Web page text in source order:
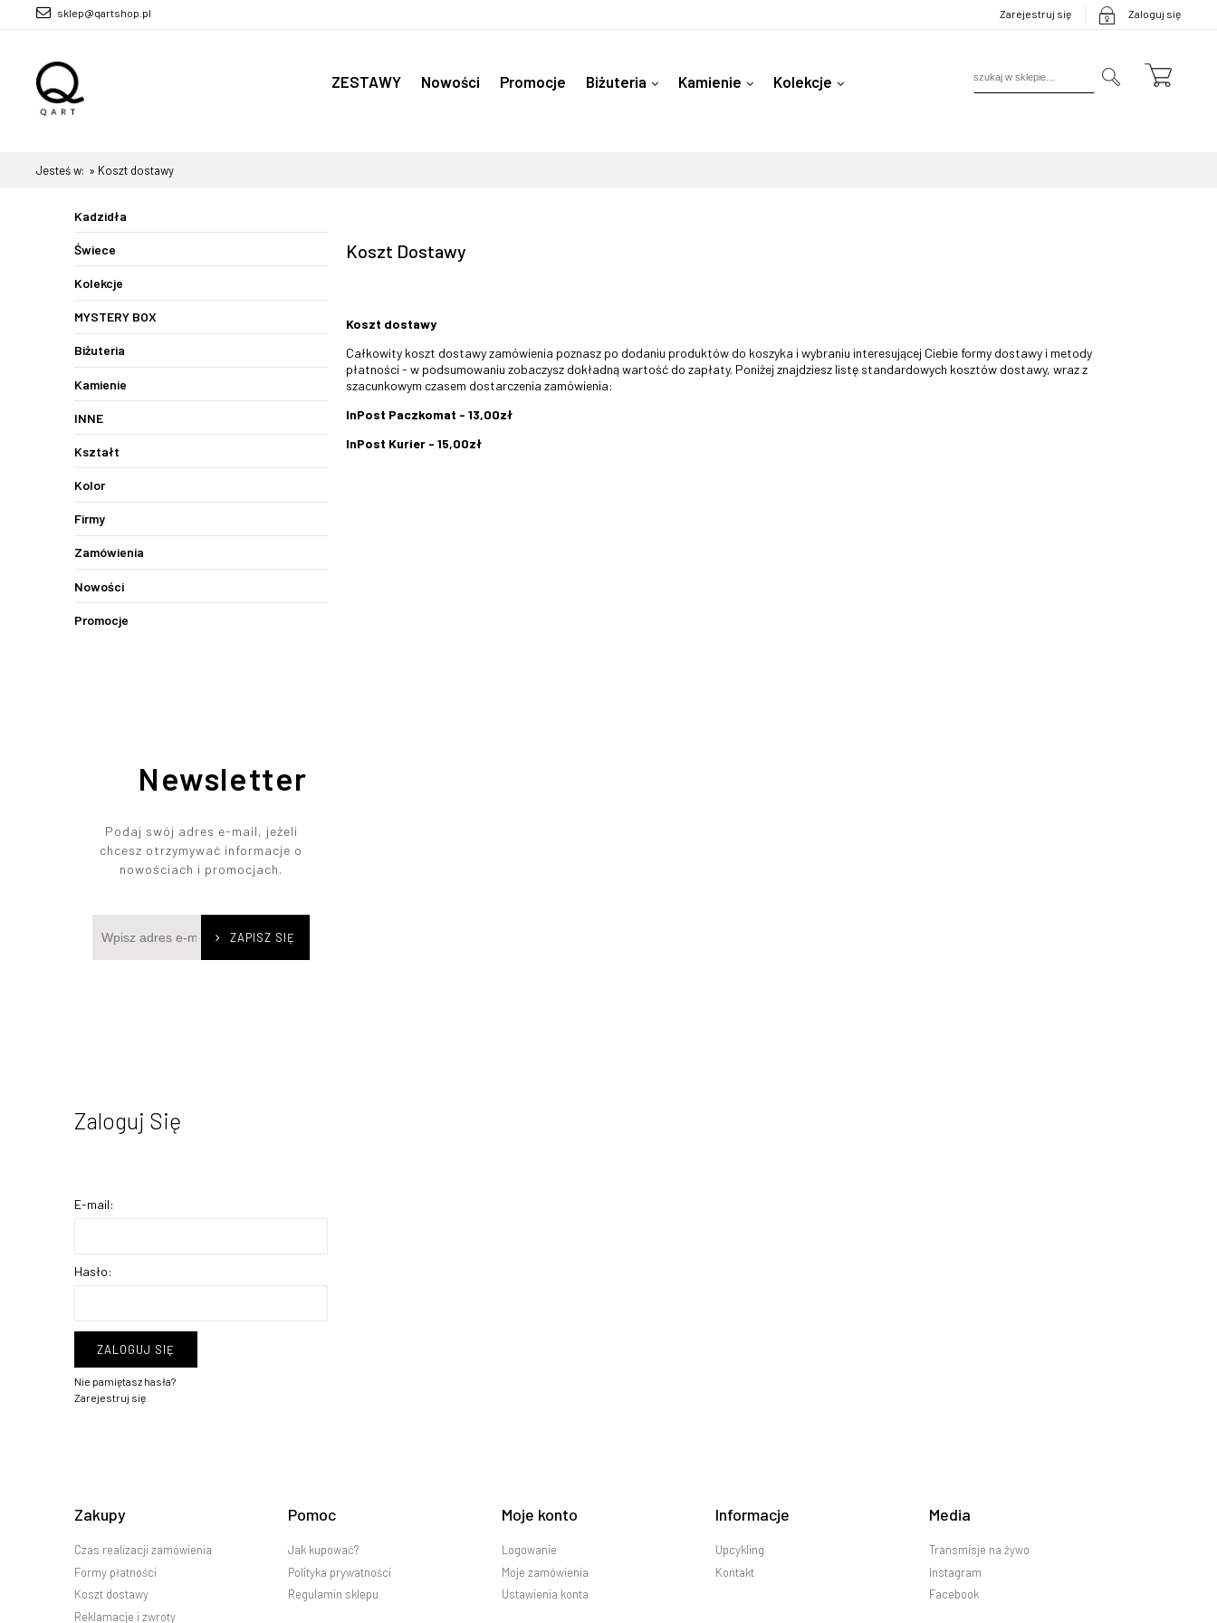
Zarejestruj się Zaloguj się
sklep@qartshop.pl
ZESTAWY Nowości Promocje Biżuteria Kamienie
Kolekcje
Jesteś w: » Koszt dostawy
Kadzidła
Świece
Kolekcje
MYSTERY BOX
Biżuteria
Kamienie
INNE
Kształt
Kolor
Firmy
Zamówienia
Nowości
Promocje
Newsletter
Podaj swój adres e-mail, jeżeli
chcesz otrzymywać informacje o
nowościach i promocjach.
ZAPISZ SIĘ
Zaloguj Się
E-mail:
Hasło:
ZALOGUJ SIĘ
Nie pamiętasz hasła?
Zarejestruj się
Koszt Dostawy
Koszt dostawy
Całkowity koszt dostawy zamówienia poznasz po dodaniu produktów do koszyka i wybraniu interesującej Ciebie formy dostawy i metody
płatności - w podsumowaniu zobaczysz dokładną wartość do zapłaty. Poniżej znajdziesz listę standardowych kosztów dostawy, wraz z
szacunkowym czasem dostarczenia zamówienia:
InPost Paczkomat - 13,00zł
InPost Kurier - 15,00zł
Zakupy
Czas realizacji zamówienia
Formy płatności
Koszt dostawy
Reklamacje i zwroty
Pomoc
Jak kupować?
Polityka prywatności
Regulamin sklepu
Moje konto
Logowanie
Moje zamówienia
Ustawienia konta
Informacje
Upcykling
Kontakt
Media
Transmisje na żywo
Instagram
Facebook